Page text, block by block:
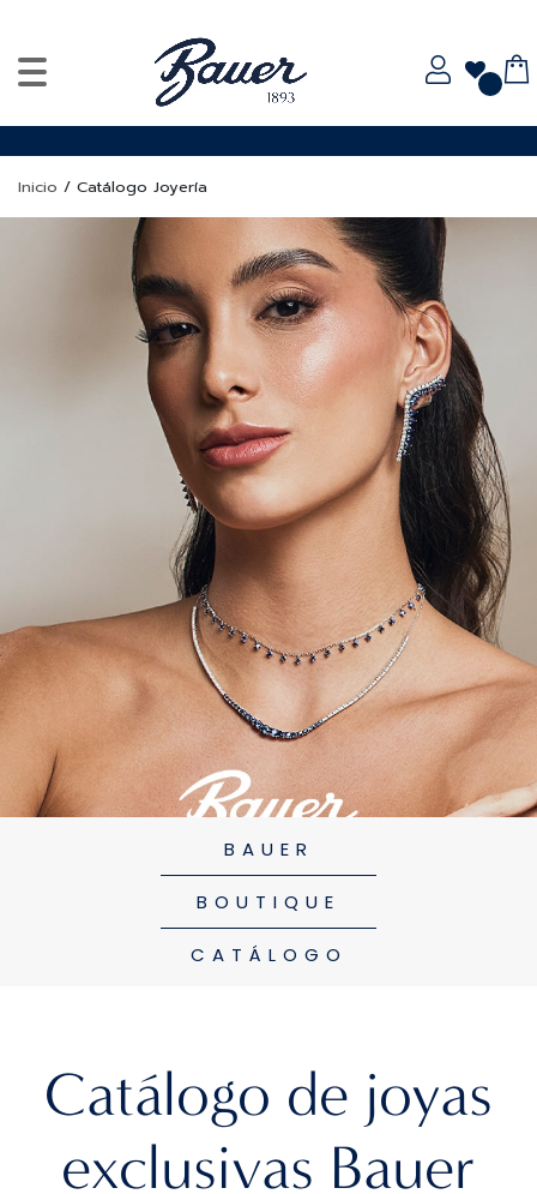
Inicio / Catálogo Joyería
BAUER
BOUTIQUE
CATÁLOGO
Catálogo de joyas
exclusivas Bauer